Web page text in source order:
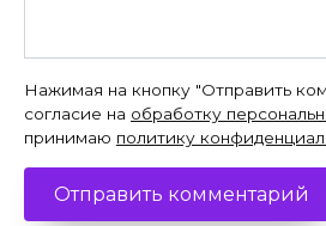
Нажимая на кнопку "Отправить
согласие на обработку
принимаю политику